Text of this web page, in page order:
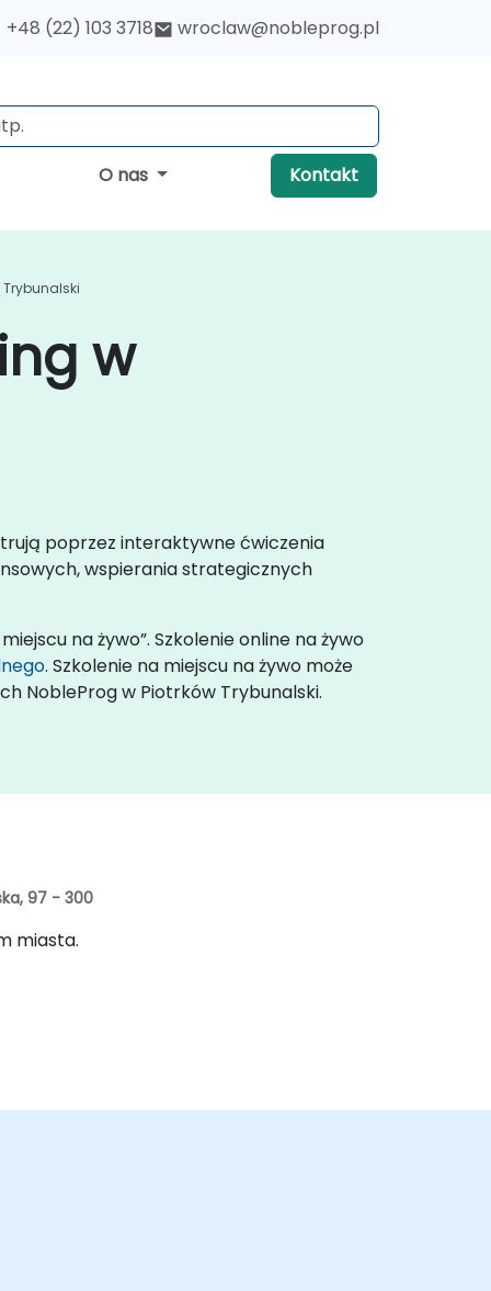
+48 (22) 103 3718 wroclaw@nobleprog.pl
O nas Kontakt
w
poprzez interaktywne ćwiczenia
wspierania strategicznych
na żywo”. Szkolenie online na żywo
. Szkolenie na miejscu na żywo może
NobleProg w Piotrków Trybunalski.
97 - 300
miasta.